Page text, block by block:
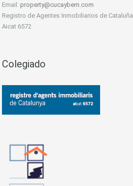
Email: property@cucaybern.com
Registro de Agentes Inmobiliarios de Cataluña
Aicat 6572
Colegiado